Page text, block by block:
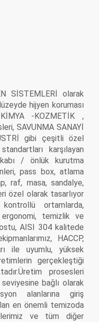
SİSTEMLERİ olarak
hijyen koruması
-KOZMETİK ,
SAVUNMA SANAYİ
gibi çeşitli özel
karşılayan
/ önlük kurutma
pass box, atlama
raf, masa, sandalye,
özel olarak tasarlıyor
ortamlarda,
ergonomi, temizlik ve
AISI 304 kalitede
HACCP,
ile uyumlu, yüksek
gerçekleştiği
prosesleri
bağlı olarak
alanlarına giriş
en önemli temizoda
ve tüm diğer